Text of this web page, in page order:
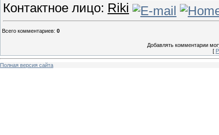
Контактное лицо: Riki
Всего комментариев: 0
Добавлять комментарии
[
Полная версия сайта